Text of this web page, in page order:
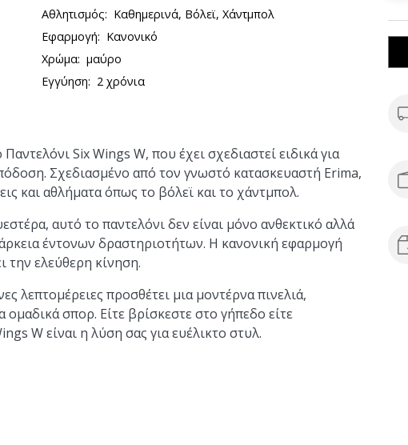
Αθλητισμός: Καθημερινά, Βόλεϊ, Χάντμπολ
Εφαρμογή: Κανονικό
Χρώμα: μαύρο
Εγγύηση: 2 χρόνια
Six Wings W, που έχει σχεδιαστεί ειδικά για
Σχεδιασμένο από τον γνωστό κατασκευαστή Erima,
και αθλήματα όπως το βόλεϊ και το χάντμπολ.
αυτό το παντελόνι δεν είναι μόνο ανθεκτικό αλλά
έντονων δραστηριοτήτων. Η κανονική εφαρμογή
την ελεύθερη κίνηση.
λεπτομέρειες προσθέτει μια μοντέρνα πινελιά,
ομαδικά σπορ. Είτε βρίσκεστε στο γήπεδο είτε
W είναι η λύση σας για ευέλικτο στυλ.